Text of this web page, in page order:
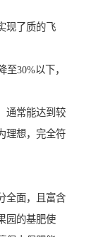
现了质的飞
30%以下，
通常能达到较
理想，完全符
全面，且富含
园的基肥使